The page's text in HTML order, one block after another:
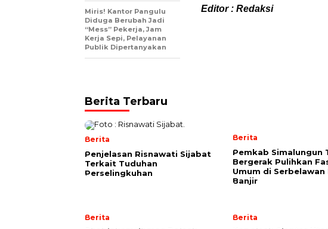
Editor : Redaksi
Miris! Kantor Pangulu
Diduga Berubah Jadi
“Mess” Pekerja, Jam
Kerja Sepi, Pelayanan
Publik Dipertanyakan
Berita Terbaru
Berita
Penjelasan Risnawati Sijabat
Terkait Tuduhan
Perselingkuhan
Berita
Pemkab Simalungun
Bergerak Pulihkan
Umum di Serbelawan
Banjir
Berita Berita